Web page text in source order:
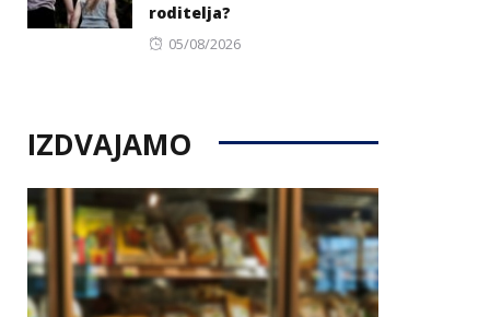
roditelja?
Posted
05/08/2026
IZDVAJAMO